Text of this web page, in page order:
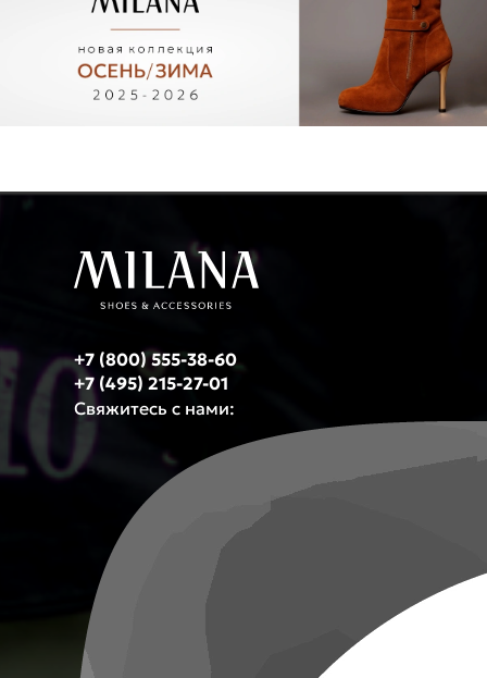
образ, зависит от выбранной модели и стиля. Рассмотрим
ассортимент нашего магазина как пример.
повседневные, на застежки, на каблуке, из натуральной кожи
При выборе женских босоножек следует учитывать одежду, с
которой вы планируете их носить. Например, в летний сезон легко
впишутся классические босоножки. Они подчеркнут ваш образ и
цветовые решения
Мы предлагаем вам пройтись по страницам нашего магазина и
выбрать подходящий цвет женских босоножек. Перед тем как
вариант подходит вам больше всего. Рассмотрим какие виды
бывают и с каким цветом купить женские босоножки.
Виды:
босоножки лакированные, с ремешком, на застёжке, с
закрытой пяткой, с квадратным носом, с длинным носом, с круглым
Если вы знаете свой стиль и образ, выбрать женские босоножки не
составит труда. Например, для делового образа подойдут чёрные
босоножки с острым носом на каблуке или платформе. Этот вариант
подчеркнет вашу индивидуальность, серьезность и ответственность.
+7 (800) 555-38-60
+7 (495) 215-27-01
Свяжитесь с нами: